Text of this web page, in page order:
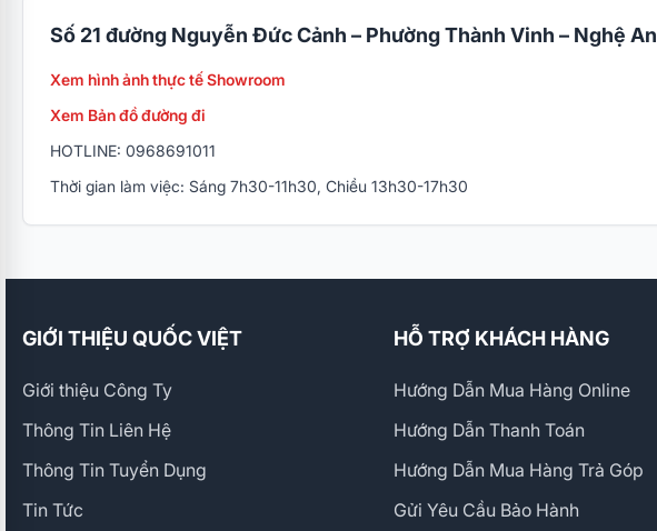
Số 21 đường Nguyễn Đức Cảnh – Phường Thành Vinh – Nghệ An
Xem hình ảnh thực tế Showroom
Xem Bản đồ đường đi
HOTLINE: 0968691011
Thời gian làm việc: Sáng 7h30-11h30, Chiều 13h30-17h30
GIỚI THIỆU QUỐC VIỆT
Giới thiệu Công Ty
Thông Tin Liên Hệ
Thông Tin Tuyển Dụng
Tin Tức
HỖ TRỢ KHÁCH HÀNG
Hướng Dẫn Mua Hàng Online
Hướng Dẫn Thanh Toán
Hướng Dẫn Mua Hàng Trả Góp
Gửi Yêu Cầu Bảo Hành